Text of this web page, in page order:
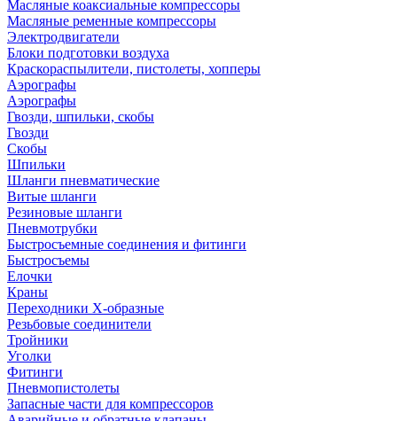
Масляные коаксиальные компрессоры
Масляные ременные компрессоры
Электродвигатели
Блоки подготовки воздуха
Краскораспылители, пистолеты, хопперы
Аэрографы
Аэрографы
Гвозди, шпильки, скобы
Гвозди
Скобы
Шпильки
Шланги пневматические
Витые шланги
Резиновые шланги
Пневмотрубки
Быстросъемные соединения и фитинги
Быстросъемы
Елочки
Краны
Переходники Х-образные
Резьбовые соединители
Тройники
Уголки
Фитинги
Пневмопистолеты
Запасные части для компрессоров